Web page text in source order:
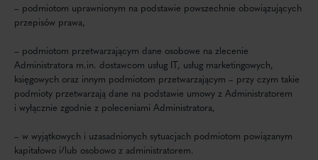
– podmiotom uprawnionym na podstawie powszechnie obowiązujących
przepisów prawa,
– podmiotom przetwarzającym dane osobowe na zlecenie
Administratora m.in. dostawcom usług IT, usług marketingowych,
księgowych oraz innym podmiotom przetwarzającym – przy czym takie
podmioty przetwarzają dane na podstawie umowy z Administratorem
i wyłącznie zgodnie z poleceniami Administratora,
– w wyjątkowych i uzasadnionych sytuacjach podmiotom powiązanym
kapitałowo i/lub osobowo z administratorem.